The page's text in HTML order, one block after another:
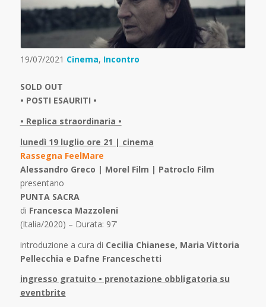
19/07/2021 Cinema, Incontro
SOLD OUT
• POSTI ESAURITI •
• Replica straordinaria •
lunedì 19 luglio ore 21 | cinema
Rassegna FeelMare
Alessandro Greco | Morel Film | Patroclo Film
presentano
PUNTA SACRA
di Francesca Mazzoleni
(Italia/2020) – Durata: 97’
introduzione a cura di Cecilia Chianese, Maria Vittoria
Pellecchia e Dafne Franceschetti
ingresso gratuito • prenotazione obbligatoria su
eventbrite